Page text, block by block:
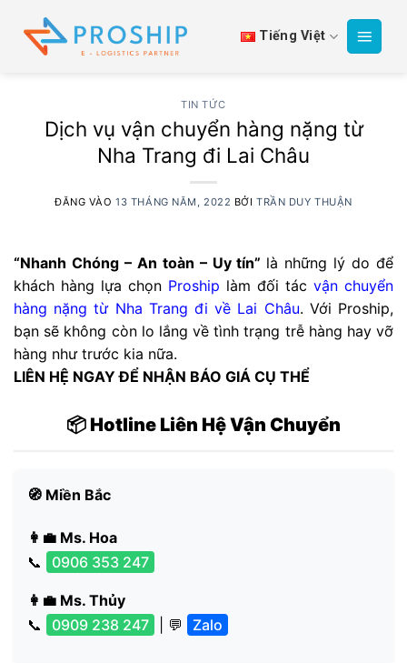
qua
Tiếng Việt
TIN TỨC
Dịch vụ vận chuyển hàng nặng từ
Nha Trang đi Lai Châu
ĐĂNG VÀO13 THÁNG NĂM, 2022 BỞITRẦN DUY THUẬN
“Nhanh Chóng – An toàn – Uy tín” là những lý do để
khách hàng lựa chọn Proship làm đối tác vận chuyển
hàng nặng từ Nha Trang đi về Lai Châu. Với Proship,
bạn sẽ không còn lo lắng về tình trạng trễ hàng hay vỡ
hàng như trước kia nữa.
LIÊN HỆ NGAY ĐỂ NHẬN BÁO GIÁ CỤ THỂ
📦 Hotline Liên Hệ Vận Chuyển
🧭 Miền Bắc
👩‍💼 Ms. Hoa
📞
0906 353 247
👩‍💼 Ms. Thủy
📞
0909 238 247 | 💬 Zalo